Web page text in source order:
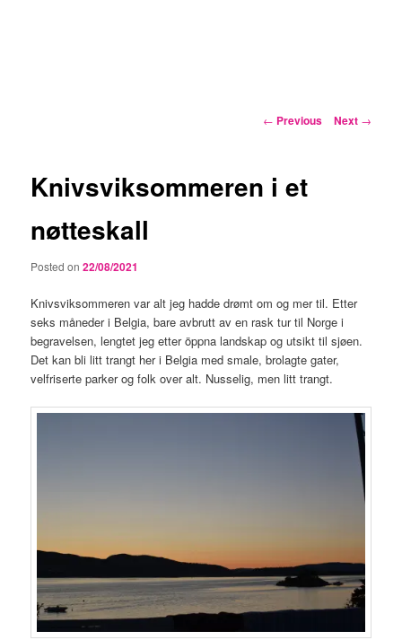
Post
← Previous Next →
Knivsviksommeren i et
nøtteskall
Posted on22/08/2021
Knivsviksommeren var alt jeg hadde drømt om og mer til. Etter
seks måneder i Belgia, bare avbrutt av en rask tur til Norge i
begravelsen, lengtet jeg etter öppna landskap og utsikt til sjøen.
Det kan bli litt trangt her i Belgia med smale, brolagte gater,
velfriserte parker og folk over alt. Nusselig, men litt trangt.